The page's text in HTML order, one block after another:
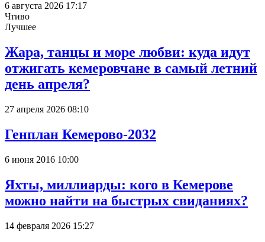
6 августа 2026 17:17
Чтиво
Лучшее
Жара, танцы и море любви: куда идут
отжигать кемеровчане в самый летний
день апреля?
27 апреля 2026 08:10
Генплан Кемерово-2032
6 июня 2016 10:00
Яхты, миллиарды: кого в Кемерове
можно найти на быстрых свиданиях?
14 февраля 2026 15:27